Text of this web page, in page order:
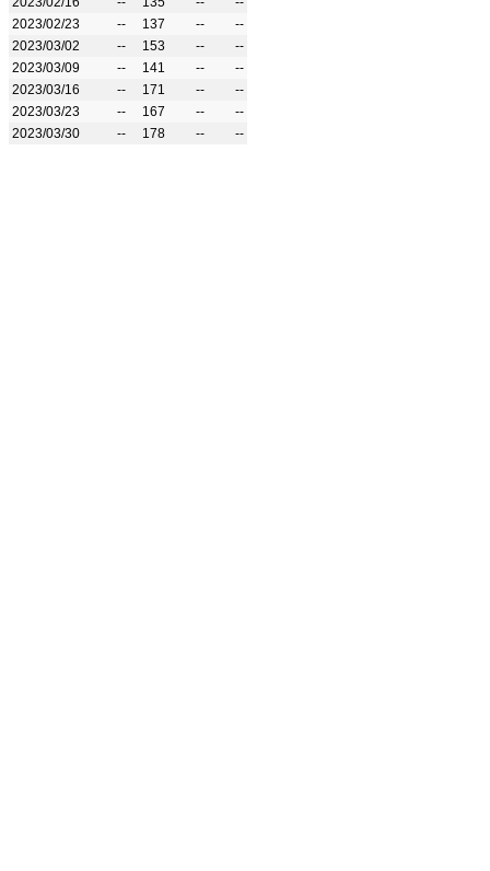
2023/02/23
-- 137 --
--
2023/03/02
-- 153 --
--
2023/03/09
-- 141 --
--
2023/03/16
-- 171 --
--
2023/03/23
-- 167 --
--
2023/03/30
-- 178 -- --